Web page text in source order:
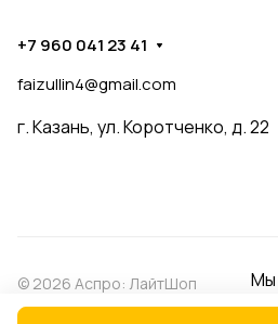
+7 960 041 23 41
faizullin4@gmail.com
г. Казань, ул. Коротченко, д. 22
© 2026 Аспро: ЛайтШоп Мы